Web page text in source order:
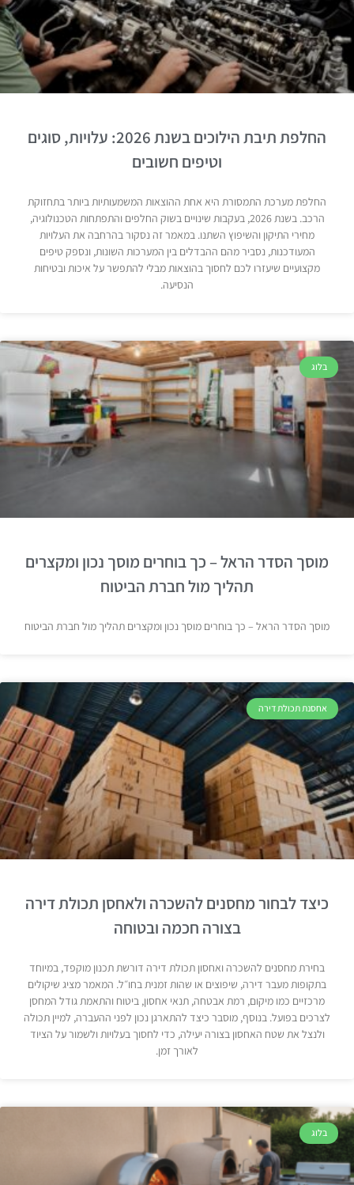
החלפת תיבת הילוכים בשנת 2026: עלויות, סוגים
וטיפים חשובים
החלפת מערכת התמסורת היא אחת ההוצאות המשמעותיות ביותר בתחזוקת
הרכב. בשנת 2026, בעקבות שינויים בשוק החלפים והתפתחות הטכנולוגיה,
מחירי התיקון והשיפוץ השתנו. במאמר זה נסקור בהרחבה את העלויות
המעודכנות, נסביר מהם ההבדלים בין המערכות השונות, ונספק טיפים
מקצועיים שיעזרו לכם לחסוך בהוצאות מבלי להתפשר על איכות ובטיחות
הנסיעה.
בלוג
מוסך הסדר הראל – כך בוחרים מוסך נכון ומקצרים
תהליך מול חברת הביטוח
מוסך הסדר הראל – כך בוחרים מוסך נכון ומקצרים תהליך מול חברת הביטוח
אחסנת תכולת דירה
כיצד לבחור מחסנים להשכרה ולאחסן תכולת דירה
בצורה חכמה ובטוחה
בחירת מחסנים להשכרה ואחסון תכולת דירה דורשת תכנון מוקפד, במיוחד
בתקופות מעבר דירה, שיפוצים או שהות זמנית בחו״ל. המאמר מציג שיקולים
מרכזיים כמו מיקום, רמת אבטחה, תנאי אחסון, ביטוח והתאמת גודל המחסן
לצרכים בפועל. בנוסף, מוסבר כיצד להתארגן נכון לפני ההעברה, למיין תכולה
ולנצל את שטח האחסון בצורה יעילה, כדי לחסוך בעלויות ולשמור על הציוד
לאורך זמן.
בלוג